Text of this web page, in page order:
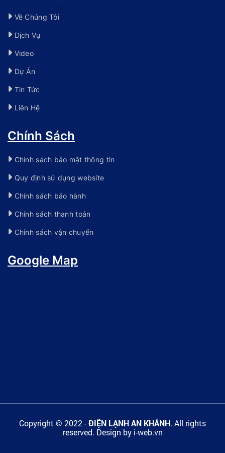
Về Chúng Tôi
Dịch Vụ
Video
Dự Án
Tin Tức
Liên Hệ
Chính Sách
Chính sách bảo mật thông tin
Quy định sử dụng website
Chính sách bảo hành
Chính sách thanh toán
Chính sách vận chuyển
Google Map
Copyright © 2022 -ĐIỆN LẠNH AN KHÁNH. All rights
reserved. Design by i-web.vn